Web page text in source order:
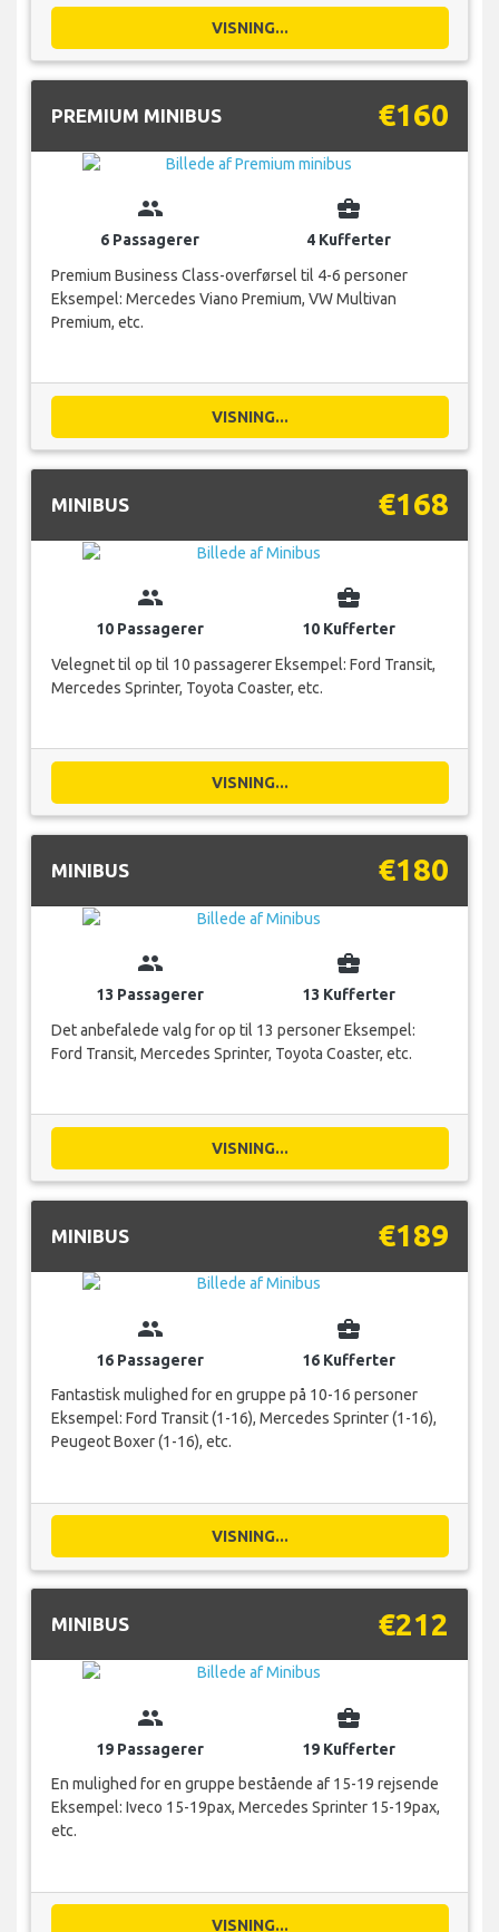
VISNING...
PREMIUM MINIBUS €160
group
6 Passagerer
business_center
4 Kufferter
Premium Business Class-overførsel til 4-6 personer
Eksempel: Mercedes Viano Premium, VW Multivan
Premium, etc.
VISNING...
MINIBUS €168
group
10 Passagerer
business_center
10 Kufferter
Velegnet til op til 10 passagerer Eksempel: Ford Transit,
Mercedes Sprinter, Toyota Coaster, etc.
VISNING...
MINIBUS €180
group
13 Passagerer
business_center
13 Kufferter
Det anbefalede valg for op til 13 personer Eksempel:
Ford Transit, Mercedes Sprinter, Toyota Coaster, etc.
VISNING...
MINIBUS €189
group
16 Passagerer
business_center
16 Kufferter
Fantastisk mulighed for en gruppe på 10-16 personer
Eksempel: Ford Transit (1-16), Mercedes Sprinter (1-16),
Peugeot Boxer (1-16), etc.
VISNING...
MINIBUS €212
group
19 Passagerer
business_center
19 Kufferter
En mulighed for en gruppe bestående af 15-19 rejsende
Eksempel: Iveco 15-19pax, Mercedes Sprinter 15-19pax,
etc.
VISNING...